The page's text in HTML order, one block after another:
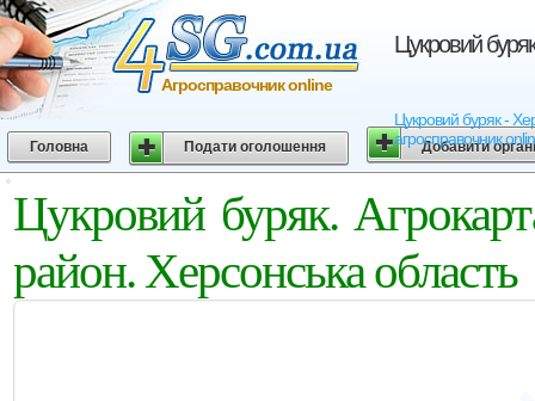
Цукровий
Цукровий буряк -
агросправочник
Агросправочник online
Головна Подати оголошення Добавити
Цукровий буряк.
район. Херсонська область